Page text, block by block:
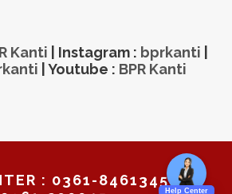
Kanti | Instagram : bprkanti
| Youtube : BPR Kanti
: 0361-8461345 /